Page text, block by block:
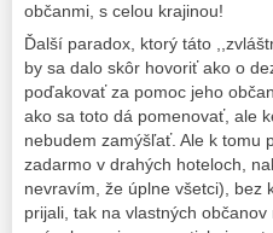
občanmi, s celou krajinou!
Ďalší paradox, ktorý táto
by sa dalo skôr hovoriť ako o
poďakovať za pomoc jeho
ako sa toto dá pomenovať, ale
nebudem zamýšľať. Ale k tomu
zadarmo v drahých hoteloch,
nevravím, že úplne všetci), bez
prijali, tak na vlastných